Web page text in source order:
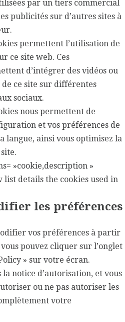
par un tiers commercial
publicités sur d’autres sites à
permettent l’utilisation de
ce site web. Ces
d’intégrer des vidéos ou
ce site sur différentes
sociaux.
nous permettent de
et vos préférences de
langue, ainsi vous optimisez la
»cookie,description »
list details the cookies used in
les préférences
vos préférences à partir
pouvez cliquer sur l’onglet
» sur votre écran.
notice d’autorisation, et vous
ou ne pas autoriser les
votre